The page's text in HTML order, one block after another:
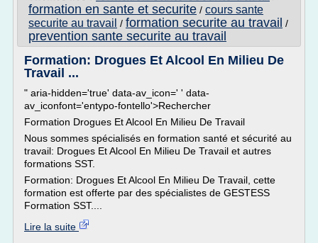
formation en sante et securite / cours sante
securite au travail / formation securite au travail /
prevention sante securite au travail
Formation: Drogues Et Alcool En Milieu De
Travail ...
" aria-hidden='true' data-av_icon=' ' data-
av_iconfont='entypo-fontello'>Rechercher
Formation Drogues Et Alcool En Milieu De Travail
Nous sommes spécialisés en formation santé et sécurité au
travail: Drogues Et Alcool En Milieu De Travail et autres
formations SST.
Formation: Drogues Et Alcool En Milieu De Travail, cette
formation est offerte par des spécialistes de GESTESS
Formation SST....
Lire la suite